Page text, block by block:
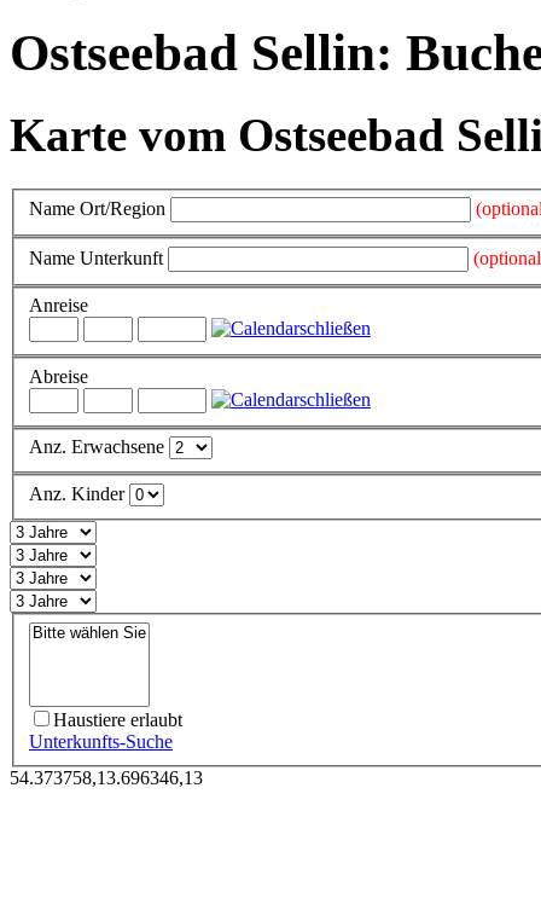
Ostseebad Sellin:
Karte vom Ostseebad
Name Ort/Region
Name Unterkunft
Anreise
schließen
Abreise
schließen
Anz. Erwachsene
Anz. Kinder
Haustiere erlaubt
Unterkunfts-Suche
54.373758,13.696346,13